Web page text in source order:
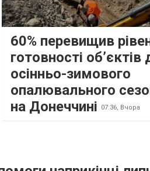
60% перевищив
готовності об’єктів
осінньо-зимового
опалювального
на Донеччині
07:36, Вчора